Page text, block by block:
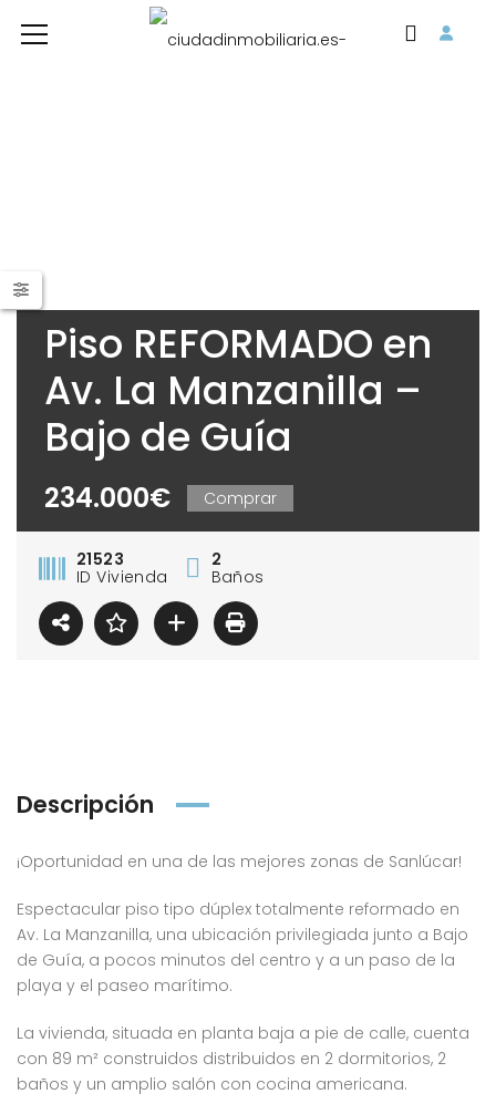
Piso REFORMADO en
Av. La Manzanilla –
Bajo de Guía
234.000€ Comprar
21523
ID Vivienda
2
Baños
Descripción
¡Oportunidad en una de las mejores zonas de Sanlúcar!
Espectacular piso tipo dúplex totalmente reformado en
Av. La Manzanilla, una ubicación privilegiada junto a Bajo
de Guía, a pocos minutos del centro y a un paso de la
playa y el paseo marítimo.
La vivienda, situada en planta baja a pie de calle, cuenta
con 89 m² construidos distribuidos en 2 dormitorios, 2
baños y un amplio salón con cocina americana.